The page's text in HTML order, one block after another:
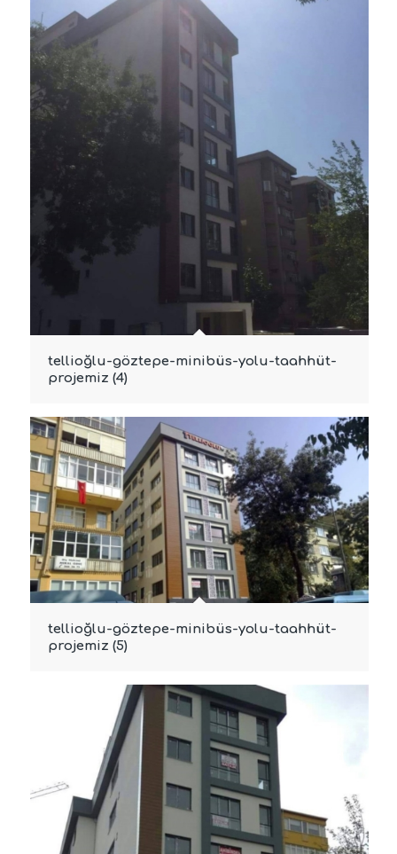
tellioğlu-göztepe-minibüs-yolu-taahhüt-
projemiz (4)
tellioğlu-göztepe-minibüs-yolu-taahhüt-
projemiz (5)